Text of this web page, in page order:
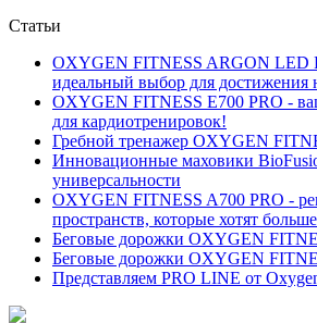
Статьи
OXYGEN FITNESS ARGON
идеальный выбор для достижения
OXYGEN FITNESS E700 PRO -
для кардиотренировок!
Гребной тренажер OXYGEN
Инновационные маховики
универсальности
OXYGEN FITNESS A700 PRO -
пространств, которые хотят
Беговые дорожки OXYGEN
Беговые дорожки OXYGEN
Представляем PRO LINE от